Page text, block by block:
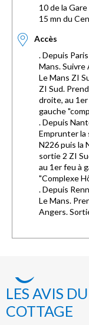
10 de la
15 mn du
Accès
. Depuis
Mans.
Le Mans ZI
ZI Sud.
droite, au
gauche
. Depuis
Emprunter la
N226 puis la
sortie 2 ZI
au 1er feu à
"Complexe
. Depuis
Le Mans.
Angers.
LES AVIS
COTTAGE